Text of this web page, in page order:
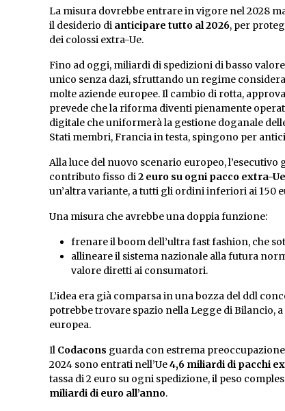
La misura dovrebbe entrare in vigore nel 2028
il desiderio di anticipare tutto al 2026, per
dei colossi extra-Ue.
Fino ad oggi, miliardi di spedizioni di basso
unico senza dazi, sfruttando un regime
molte aziende europee. Il cambio di rotta,
prevede che la riforma diventi pienamente
digitale che uniformerà la gestione doganale
Stati membri, Francia in testa, spingono per
Alla luce del nuovo scenario europeo,
contributo fisso di 2 euro su ogni pacco extra-Ue
un’altra variante, a tutti gli ordini inferiori ai 150
Una misura che avrebbe una doppia funzione:
frenare il boom dell’ultra fast fashion, che
allineare il sistema nazionale alla futura
valore diretti ai consumatori.
L’idea era già comparsa in una bozza del ddl
potrebbe trovare spazio nella Legge di Bilancio,
europea.
Il Codacons guarda con estrema
2024 sono entrati nell’Ue4,6 miliardi di pacchi
tassa di 2 euro su ogni spedizione, il peso
miliardi di euro all’anno.